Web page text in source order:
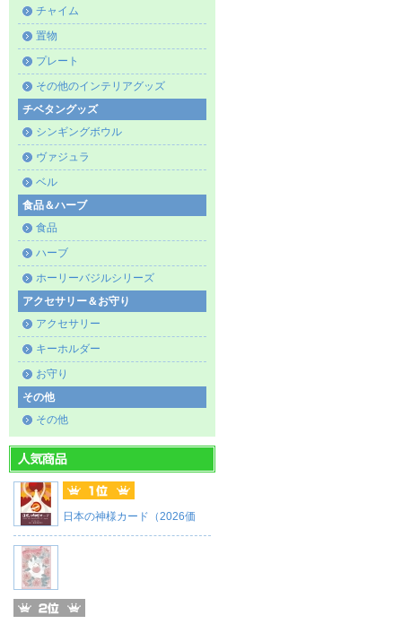
チャイム
置物
プレート
その他のインテリアグッズ
チベタングッズ
シンギングボウル
ヴァジュラ
ベル
食品＆ハーブ
食品
ハーブ
ホーリーバジルシリーズ
アクセサリー＆お守り
アクセサリー
キーホルダー
お守り
その他
その他
日本の神様カード（2026価